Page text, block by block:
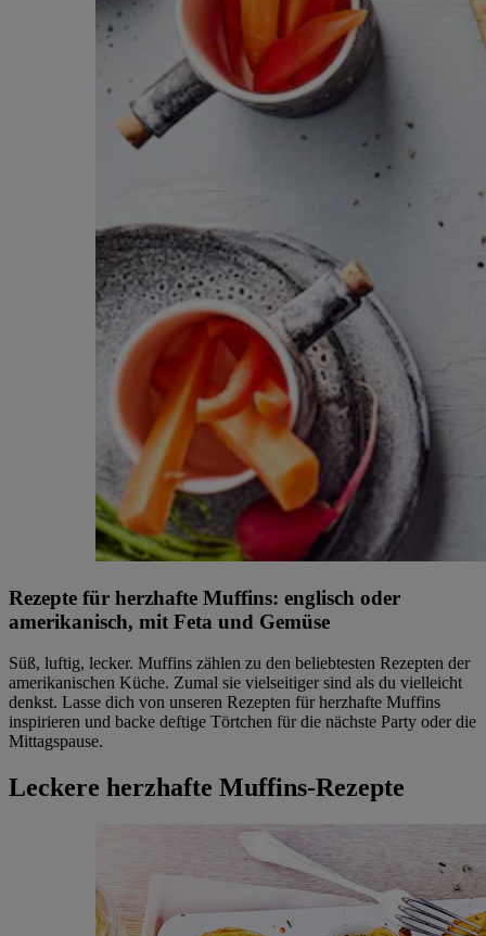
Rezepte für herzhafte Muffins: englisch oder
amerikanisch, mit Feta und Gemüse
Süß, luftig, lecker. Muffins zählen zu den beliebtesten Rezepten der
amerikanischen Küche. Zumal sie vielseitiger sind als du vielleicht
denkst. Lasse dich von unseren Rezepten für herzhafte Muffins
inspirieren und backe deftige Törtchen für die nächste Party oder die
Mittagspause.
Leckere herzhafte Muffins-Rezepte